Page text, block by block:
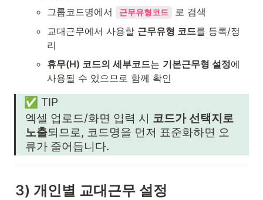
그룹코드명에서
근무유형코드
로 검색
교대근무에서 사용할 근무유형 코드를 등록/정
리
휴무(H) 코드의 세부코드는 기본근무형 설정에
사용될 수 있으므로 함께 확인
✅ TIP
엑셀 업로드/화면 입력 시 코드가 선택지로
노출되므로, 코드명을 먼저 표준화하면 오
류가 줄어듭니다.
3) 개인별 교대근무 설정